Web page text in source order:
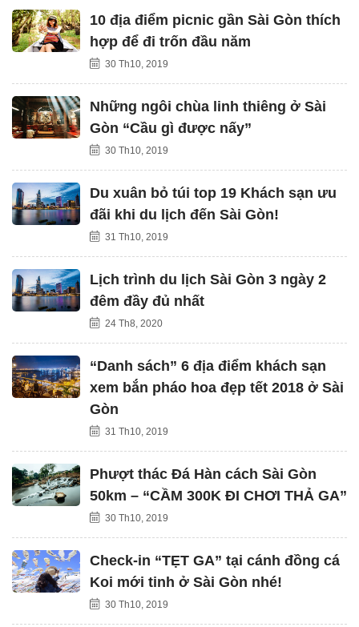
10 địa điểm picnic gần Sài Gòn thích
hợp để đi trốn đầu năm
30 Th10, 2019
Những ngôi chùa linh thiêng ở Sài
Gòn “Cầu gì được nấy”
30 Th10, 2019
Du xuân bỏ túi top 19 Khách sạn ưu
đãi khi du lịch đến Sài Gòn!
31 Th10, 2019
Lịch trình du lịch Sài Gòn 3 ngày 2
đêm đầy đủ nhất
24 Th8, 2020
“Danh sách” 6 địa điểm khách sạn
xem bắn pháo hoa đẹp tết 2018 ở Sài
Gòn
31 Th10, 2019
Phượt thác Đá Hàn cách Sài Gòn
50km – “CẦM 300K ĐI CHƠI THẢ GA”
30 Th10, 2019
Check-in “TẸT GA” tại cánh đồng cá
Koi mới tinh ở Sài Gòn nhé!
30 Th10, 2019